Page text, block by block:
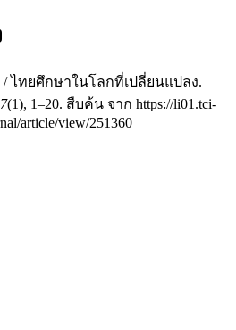
ไทยศึกษาในโลกที่เปลี่ยนแปลง.
(1), 1–20. สืบค้น จาก https://li01.tci-
article/view/251360